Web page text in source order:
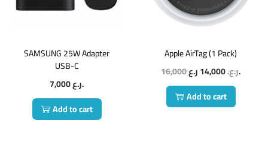
SAMSUNG 25W Adapter
USB-C
7,000
ر.ع.
Add to cart
Apple AirTag (1 Pack)
16,000
ر.ع.14,000
ر.ع.
Add to cart